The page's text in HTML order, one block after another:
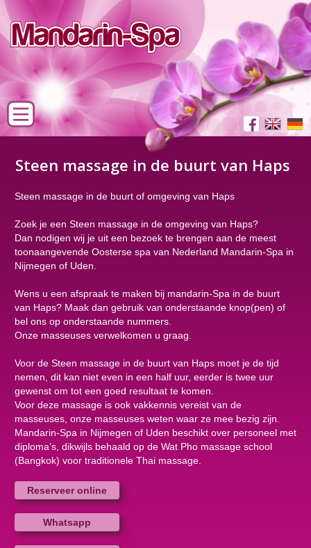
Steen massage in de buurt van Haps
Steen massage in de buurt of omgeving van Haps
Zoek je een Steen massage in de omgeving van Haps?
Dan nodigen wij je uit een bezoek te brengen aan de meest
toonaangevende Oosterse spa van Nederland Mandarin-Spa in
Nijmegen of Uden.
Wens u een afspraak te maken bij mandarin-Spa in de buurt
van Haps? Maak dan gebruik van onderstaande knop(pen) of
bel ons op onderstaande nummers.
Onze masseuses verwelkomen u graag.
Voor de Steen massage in de buurt van Haps moet je de tijd
nemen, dit kan niet even in een half uur, eerder is twee uur
gewenst om tot een goed resultaat te komen.
Voor deze massage is ook vakkennis vereist van de
masseuses, onze masseuses weten waar ze mee bezig zijn.
Mandarin-Spa in Nijmegen of Uden beschikt over personeel met
diploma’s, dikwijls behaald op de Wat Pho massage school
(Bangkok) voor traditionele Thai massage.
Reserveer online
Whatsapp